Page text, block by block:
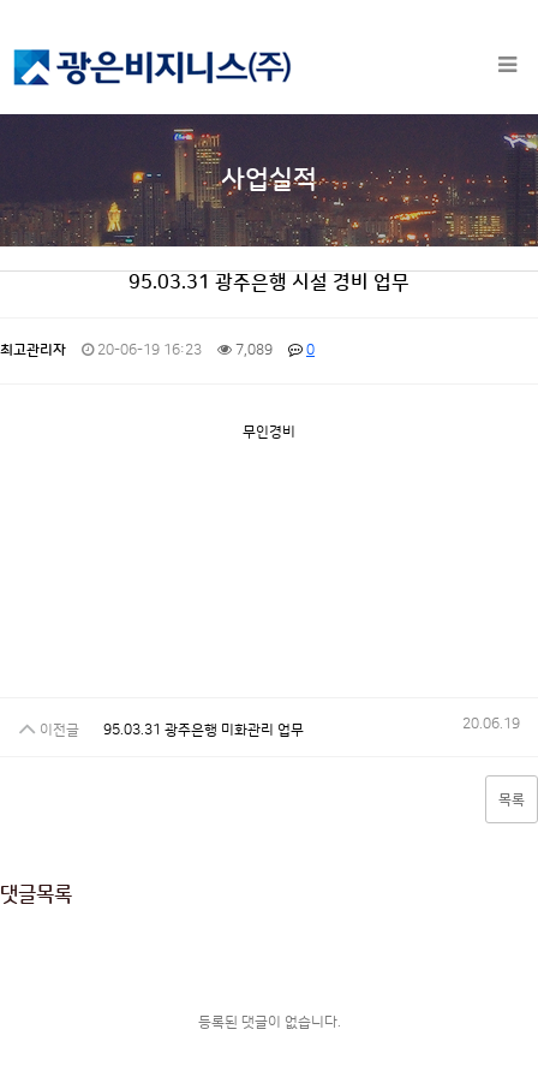
사업실적
95.03.31 광주은행 시설 경비 업무
최고관리자 20-06-19 16:23 7,089 0
무인경비
이전글 95.03.31 광주은행 미화관리 업무 20.06.19
목록
댓글목록
등록된 댓글이 없습니다.